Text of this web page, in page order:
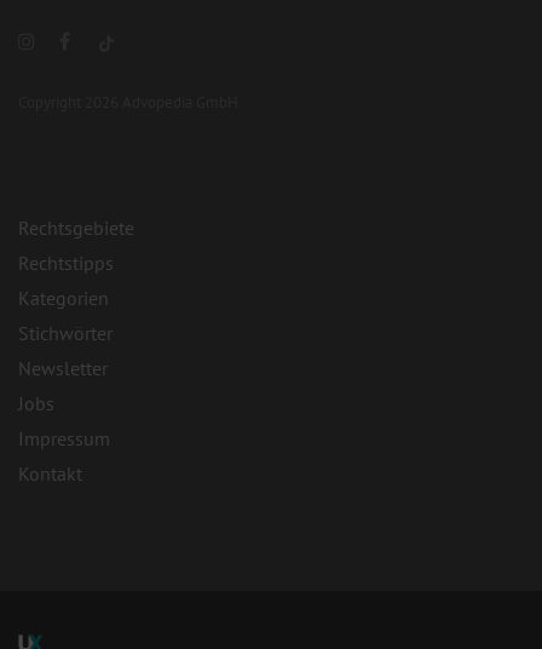
Rechtsgebiete
Rechtstipps
Kategorien
Stichwörter
Newsletter
Jobs
Impressum
Kontakt